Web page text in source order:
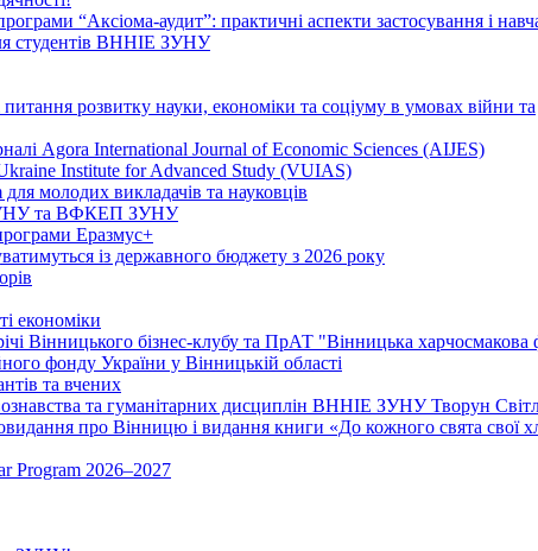
“Аксіома-аудит”: практичні аспекти застосування і
студентів ВННІЕ ЗУНУ
розвитку науки, економіки та соціуму в умовах війни та
Agora International Journal of Economic Sciences (AIJES)
Institute for Advanced Study (VUIAS)
молодих викладачів та науковців
ЗУНУ та ВФКЕП ЗУНУ
Еразмус+
із державного бюджету з 2026 року
економіки
Вінницького бізнес-клубу та ПрАТ "Вінницька харчосмакова
фонду України у Вінницькій області
та вчених
та гуманітарних дисциплін ВННІЕ ЗУНУ Творун
про Вінницю і видання книги «До кожного свята свої
Program 2026–2027